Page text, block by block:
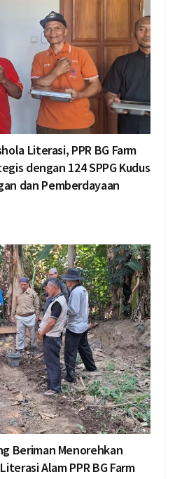
Literasi, PPR BG Farm
dengan 124 SPPG Kudus
dan Pemberdayaan
Beriman Menorehkan
Alam PPR BG Farm